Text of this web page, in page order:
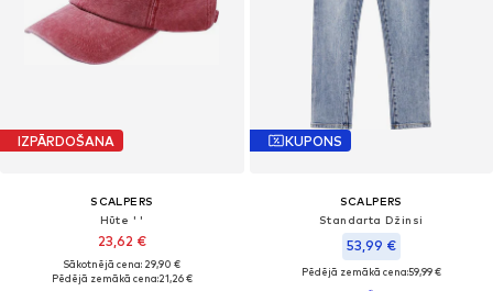
IZPĀRDOŠANA
SCALPERS
Hūte ' '
23,62 €
Sākotnējā cena: 29,90 €
Pēdējā zemākā cena:21,26 €
KUPONS
SCALPERS
Standarta Džinsi
53,99 €
Pēdējā zemākā cena:59,99 €